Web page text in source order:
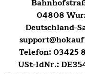
04808
Deutschland-
Telefon: 03425
USt-IdNr.: